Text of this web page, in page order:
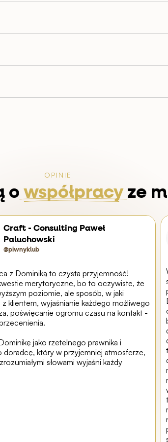
OPINIE
o współpracy ze
Craft - Consulting Paweł
Paluchowski
@piwnyklub
z Dominiką to czysta przyjemność!
merytoryczne, bo to oczywiste, że
poziomie, ale sposób, w jaki
klientem, wyjaśnianie każdego możliwego
poświęcanie ogromu czasu na kontakt -
jako rzetelnego prawnika i
doradcę, który w przyjemniej atmosferze,
słowami wyjaśni każdy